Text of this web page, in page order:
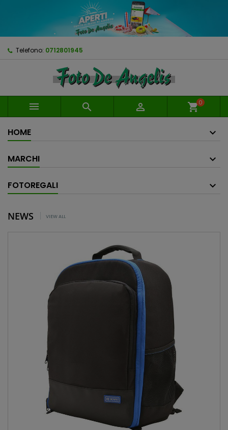
Telefono: 0712801945
   shopping_cart0
HOME
MARCHI
FOTOREGALI
NEWS VIEW ALL